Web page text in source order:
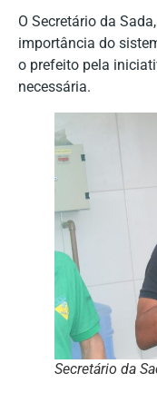
O Secretário da
importância do
o prefeito pela
necessária.
Secretário da